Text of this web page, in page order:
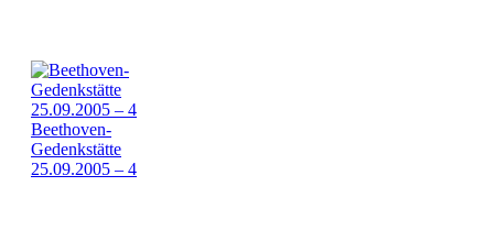
Beethoven-
Gedenkstätte
25.09.2005 – 4